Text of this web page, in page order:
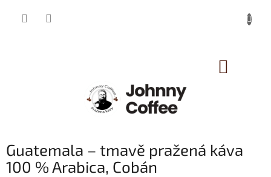
Guatemala – tmavě pražená káva
100 % Arabica, Cobán